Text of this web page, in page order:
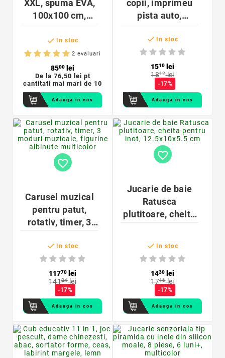
XXL, spuma EVA,
100x100 cm,
antiderapant,
bicolor
 In stoc
2 evaluari
8500 lei
De la 76,50 lei pt
cantitati mai mari de 10
Adauga in cos
copii, imprimeu
pista auto,
impermeabila,
83x57 cm, alb
negru
 In stoc
1510
lei
1812lei
-17%
Adauga in cos
favorite_border
Carusel muzical
pentru patut,
rotativ, timer, 3
figurine albinute
multicolor
 In stoc
11770
lei
14124lei
-17%
Adauga in cos
favorite_border
Jucarie de baie
Ratusca
plutitoare, cheita
 In stoc
1430
lei
1716lei
-17%
Adauga in cos